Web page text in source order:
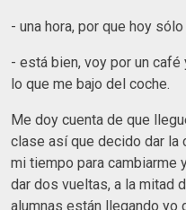
- una hora, por que hoy
- está bien, voy por un
lo que me bajo del coche.
Me doy cuenta de que
clase así que decido dar
mi tiempo para cambiarme
dar dos vueltas, a la mitad
alumnas están llegando yo